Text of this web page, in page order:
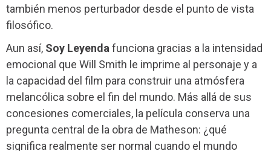
también menos perturbador desde el punto de vista
filosófico.
Aun así, Soy Leyenda funciona gracias a la intensidad
emocional que Will Smith le imprime al personaje y a
la capacidad del film para construir una atmósfera
melancólica sobre el fin del mundo. Más allá de sus
concesiones comerciales, la película conserva una
pregunta central de la obra de Matheson: ¿qué
significa realmente ser normal cuando el mundo